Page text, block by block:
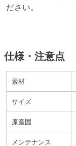
ださい。
仕様・注意点
素材
サイズ
原産国
メンテナンス